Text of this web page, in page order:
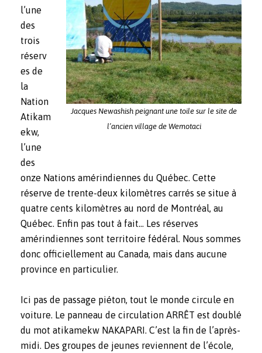
Jacques Newashish peignant une toile sur le site de
l’ancien village de Wemotaci
l’une
des
trois
réserv
es de
la
Nation
Atikam
ekw,
l’une
des
onze Nations amérindiennes du Québec. Cette
réserve de trente-deux kilomètres carrés se situe à
quatre cents kilomètres au nord de Montréal, au
Québec. Enfin pas tout à fait… Les réserves
amérindiennes sont territoire fédéral. Nous sommes
donc officiellement au Canada, mais dans aucune
province en particulier.
Ici pas de passage piéton, tout le monde circule en
voiture. Le panneau de circulation ARRÊT est doublé
du mot atikamekw NAKAPARI. C’est la fin de l’après-
midi. Des groupes de jeunes reviennent de l’école,